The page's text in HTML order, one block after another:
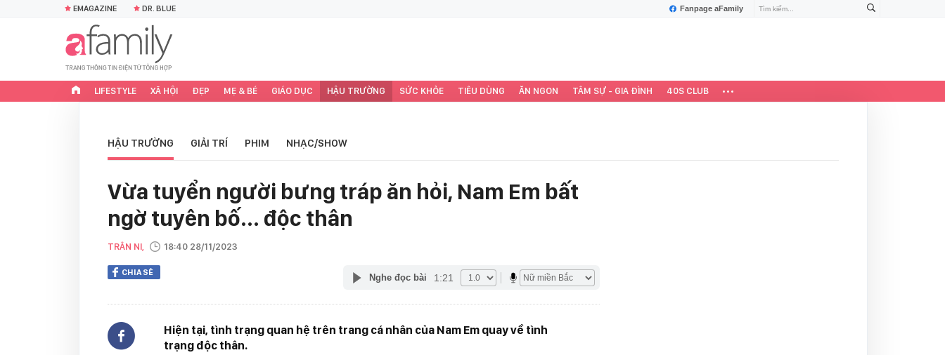
Fanpage aFamily
EMAGAZINE DR. BLUE
LIFESTYLE XÃ HỘI ĐẸP MẸ & BÉ GIÁO DỤC HẬU TRƯỜNG SỨC KHỎE TIÊU DÙNG ĂN NGON TÂM SỰ - GIA ĐÌNH 40S CLUB
HẬU TRƯỜNG GIẢI TRÍ PHIM NHẠC/SHOW
Vừa tuyển người bưng tráp ăn hỏi, Nam Em bất
ngờ tuyên bố... độc thân
TRÂN NI, 18:40 28/11/2023
CHIA SẺ Nghe đọc bài 1:21
Hiện tại, tình trạng quan hệ trên trang cá nhân của Nam Em quay về tình
trạng độc thân.